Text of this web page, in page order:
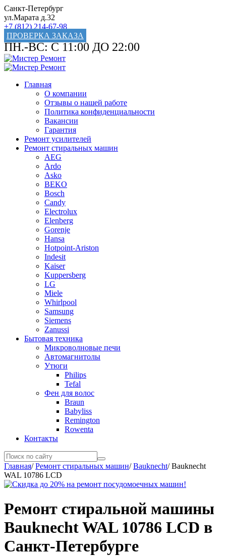
Санкт-Петербург
ул.Марата д.32
+7 (812) 214-67-98
ПРОВЕРКА ЗАКАЗА
ПН.-ВС: С 11:00 ДО 22:00
Главная
О компании
Отзывы о нашей работе
Политика конфиденциальности
Вакансии
Гарантия
Ремонт усилителей
Ремонт стиральных машин
AEG
Ardo
Asko
BEKO
Bosch
Candy
Electrolux
Elenberg
Gorenje
Hansa
Hotpoint-Ariston
Indesit
Kaiser
Kuppersberg
LG
Miele
Whirlpool
Samsung
Siemens
Zanussi
Бытовая техника
Микроволновые печи
Автомагнитолы
Утюги
Philips
Tefal
Фен для волос
Braun
Babyliss
Remington
Rowenta
Контакты
Главная/Ремонт стиральных машин/Bauknecht/Bauknecht
WAL 10786 LCD
Ремонт стиральной машины
Bauknecht WAL 10786 LCD в
Санкт-Петербурге